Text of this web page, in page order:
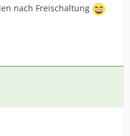
nach Freischaltung